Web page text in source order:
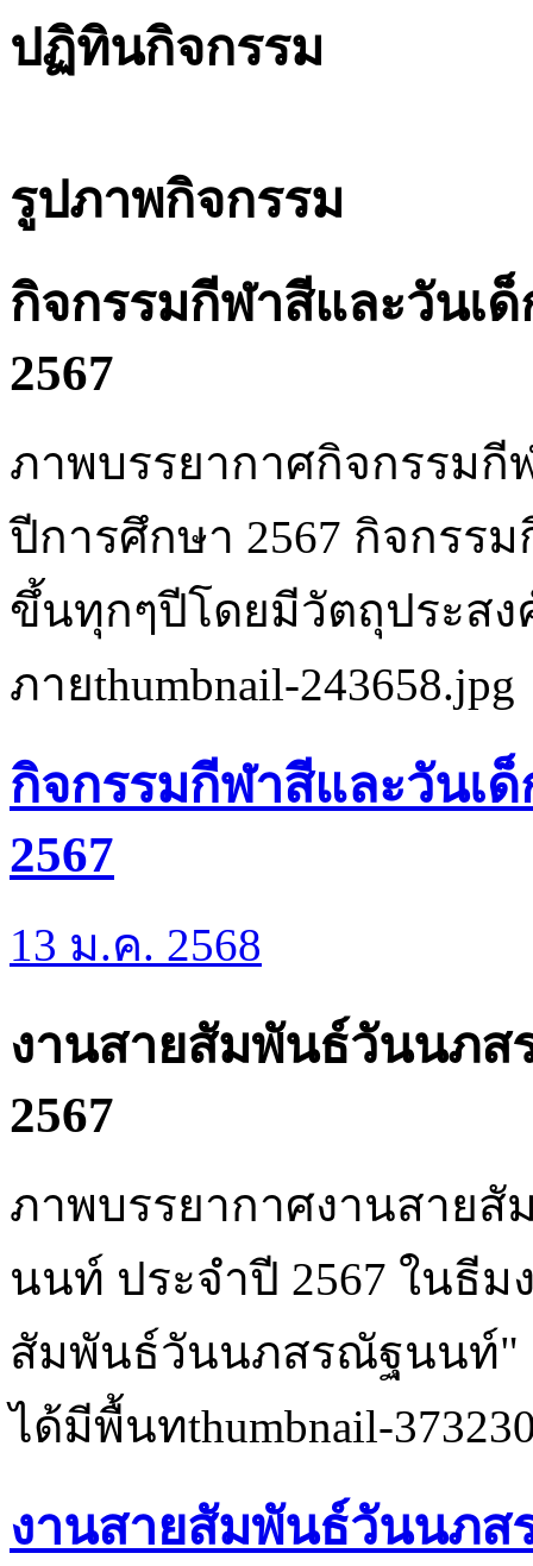
ปฏิทินกิจกรรม
รูปภาพกิจกรรม
กิจกรรมกีฬาสีและวันเ
2567
ภาพบรรยากาศกิจกรรมกี
ปีการศึกษา 2567 กิจกรร
ขึ้นทุกๆปีโดยมีวัตถุประส
ภายthumbnail-243658.jpg
กิจกรรมกีฬาสีและวันเ
2567
13 ม.ค. 2568
งานสายสัมพันธ์วันนภ
2567
ภาพบรรยากาศงานสาย
นนท์ ประจำปี 2567 ในธี
สัมพันธ์วันนภสรณัฐนนท์"
ได้มีพื้นทthumbnail-
งานสายสัมพันธ์วันนภ